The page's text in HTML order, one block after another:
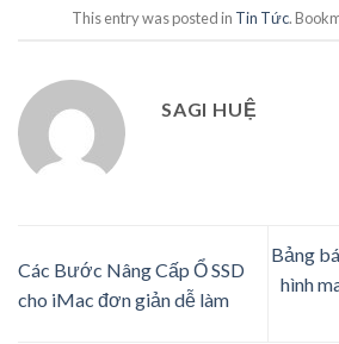
This entry was posted in Tin Tức.
SAGI HUỆ
Các Bước Nâng Cấp Ổ SSD
cho iMac đơn giản dễ làm
Bảng
hình